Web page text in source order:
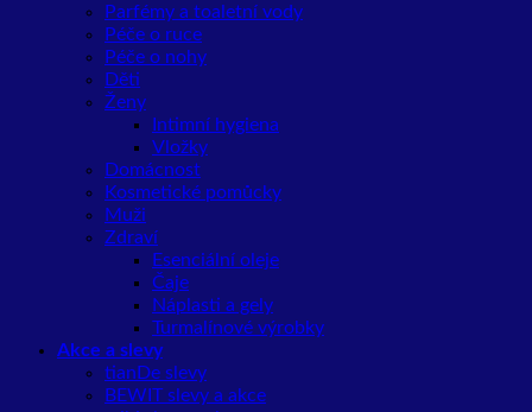
Parfémy a toaletní vody
Péče o ruce
Péče o nohy
Děti
Ženy
Intimní hygiena
Vložky
Domácnost
Kosmetické pomůcky
Muži
Zdraví
Esenciální oleje
Čaje
Náplasti a gely
Turmalínové výrobky
Akce a slevy
tianDe slevy
BEWIT slevy a akce